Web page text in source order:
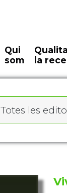
Qui
som
la
Totes les